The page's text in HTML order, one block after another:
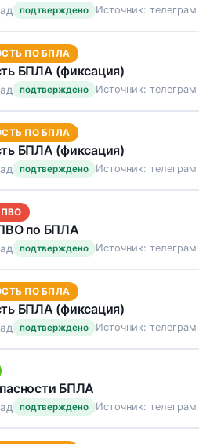
подтверждено Источник: телеграм
ПО БПЛА
БПЛА (фиксация)
подтверждено Источник: телеграм
ПО БПЛА
БПЛА (фиксация)
подтверждено Источник: телеграм
по БПЛА
подтверждено Источник: телеграм
ПО БПЛА
БПЛА (фиксация)
подтверждено Источник: телеграм
БПЛА
подтверждено Источник: телеграм